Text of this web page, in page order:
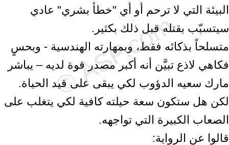
البيئة التي لا ترحم أو أي "خطأ بشري" عادي
سيتسبّب بقتله قبل ذلك بكثير.
متسلحاً بذكائه فقط، وبمهارته الهندسية - وبحسٍ
فكاهي لاذع تبيَّن أنه أكبر مصدر قوة لديه – يباشر
مارك سعيه الدؤوب لكي يبقى على قيد الحياة.
لكن هل ستكون سعة حيلته كافية لكي يتغلب على
الصعاب الكبيرة التي تواجهه.
قالوا عن الرواية: